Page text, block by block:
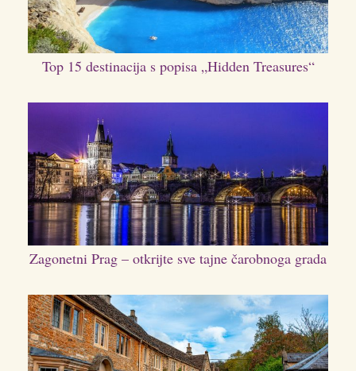
Top 15 destinacija s popisa „Hidden Treasures“
Zagonetni Prag – otkrijte sve tajne čarobnoga grada